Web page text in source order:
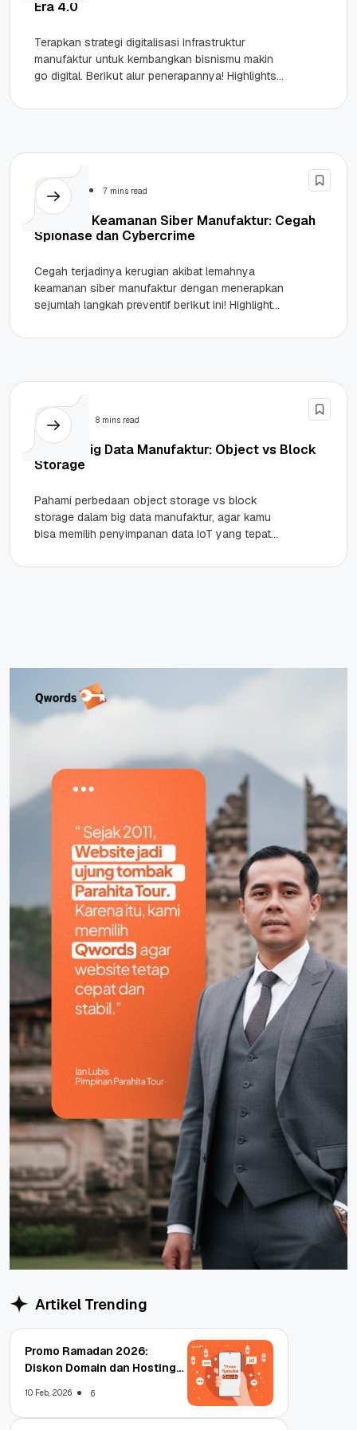
Era 4.0
Terapkan strategi digitalisasi infrastruktur
manufaktur untuk kembangkan bisnismu makin
go digital. Berikut alur penerapannya! Highlights
evolusi pabrik tradisional yang
Security 7 mins read
Panduan Keamanan Siber Manufaktur: Cegah
Spionase dan Cybercrime
Cegah terjadinya kerugian akibat lemahnya
keamanan siber manufaktur dengan menerapkan
sejumlah langkah preventif berikut ini! Highlights
Cybercrime: Industri manufaktur menyumbang...
Server 8 mins read
Sistem Big Data Manufaktur: Object vs Block
Storage
Pahami perbedaan object storage vs block
storage dalam big data manufaktur, agar kamu
bisa memilih penyimpanan data IoT yang tepat
Artikel Trending
Promo Ramadan 2026:
Diskon Domain dan Hosting
10 Feb, 2026 6